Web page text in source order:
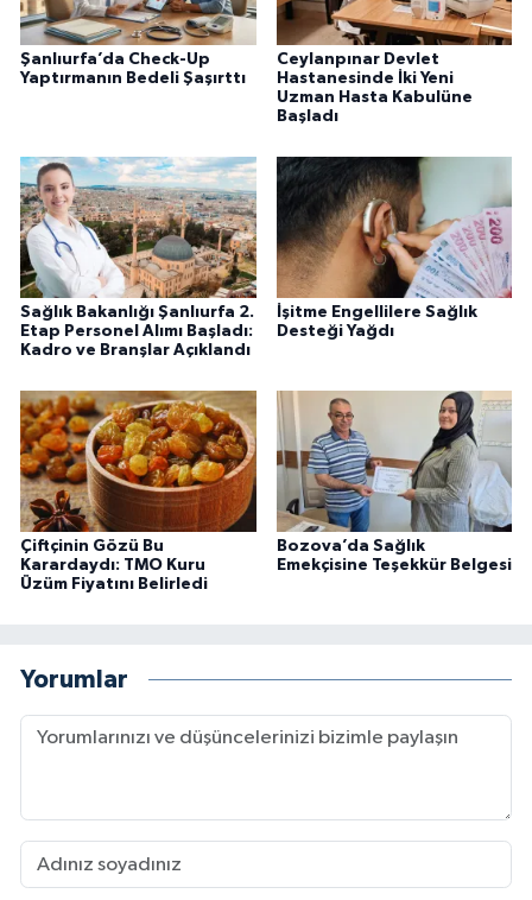
Şanlıurfa’da Check-Up
Yaptırmanın Bedeli Şaşırttı
Ceylanpınar Devlet
Hastanesinde İki Yeni
Uzman Hasta Kabulüne
Başladı
Sağlık Bakanlığı Şanlıurfa 2.
Etap Personel Alımı Başladı:
Kadro ve Branşlar Açıklandı
İşitme Engellilere Sağlık
Desteği Yağdı
Çiftçinin Gözü Bu
Karardaydı: TMO Kuru
Üzüm Fiyatını Belirledi
Bozova’da Sağlık
Emekçisine Teşekkür Belgesi
Yorumlar